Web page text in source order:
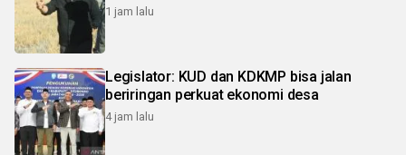
1 jam lalu
Legislator: KUD dan KDKMP bisa jalan
beriringan perkuat ekonomi desa
4 jam lalu